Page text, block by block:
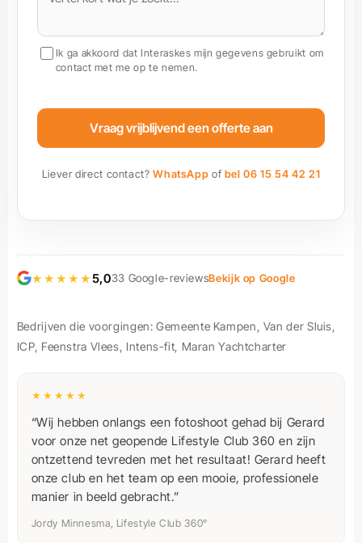
Ik ga akkoord dat Interaskes mijn gegevens gebruikt om
contact met me op te nemen.
Vraag vrijblijvend een offerte aan
Liever direct contact?WhatsApp of bel 06 15 54 42 21
★★★★★5,033 Google-reviewsBekijk op Google
Bedrijven die voorgingen: Gemeente Kampen, Van der Sluis,
ICP, Feenstra Vlees, Intens-fit, Maran Yachtcharter
★★★★★
“Wij hebben onlangs een fotoshoot gehad bij Gerard
voor onze net geopende Lifestyle Club 360 en zijn
ontzettend tevreden met het resultaat! Gerard heeft
onze club en het team op een mooie, professionele
manier in beeld gebracht.”
Jordy Minnesma, Lifestyle Club 360°
Gerard Askes
Reageert meestal binnen 1 uur